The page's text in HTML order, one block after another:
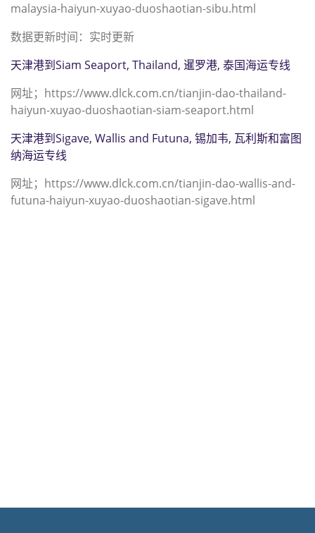
malaysia-haiyun-xuyao-duoshaotian-sibu.html
数据更新时间：实时更新
天津港到Siam Seaport, Thailand, 暹罗港, 泰国海运专线
网址；https://www.dlck.com.cn/tianjin-dao-thailand-
haiyun-xuyao-duoshaotian-siam-seaport.html
天津港到Sigave, Wallis and Futuna, 锡加韦, 瓦利斯和富图
纳海运专线
网址；https://www.dlck.com.cn/tianjin-dao-wallis-and-
futuna-haiyun-xuyao-duoshaotian-sigave.html